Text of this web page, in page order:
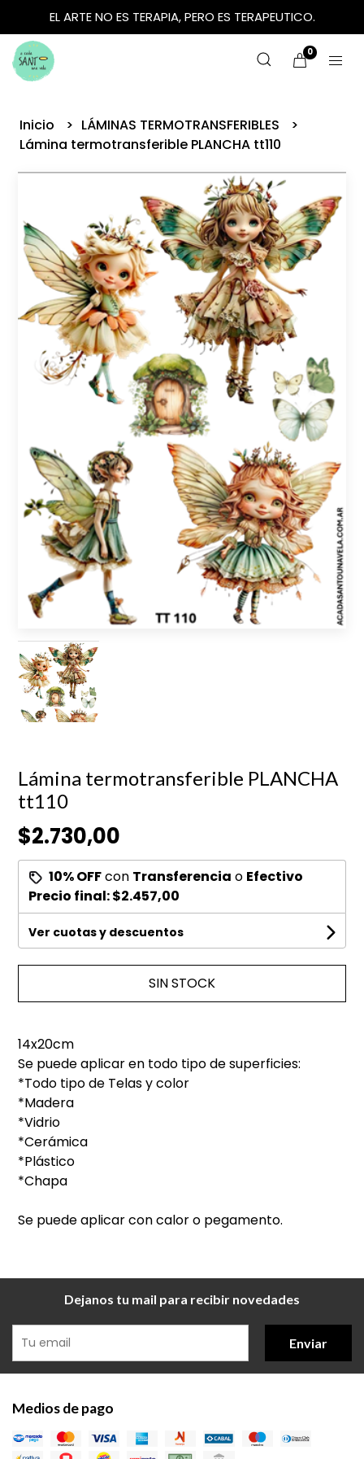
EL ARTE NO ES TERAPIA, PERO ES TERAPEUTICO.
0
Inicio
LÁMINAS TERMOTRANSFERIBLES
Lámina termotransferible PLANCHA tt110
Lámina termotransferible PLANCHA
tt110
$2.730,00
10% OFFcon Transferencia o Efectivo
Precio final:$2.457,00
Ver cuotas y descuentos
SIN STOCK
14x20cm
Se puede aplicar en todo tipo de superficies:
*Todo tipo de Telas y color
*Madera
*Vidrio
*Cerámica
*Plástico
*Chapa
Se puede aplicar con calor o pegamento.
Dejanos tu mail para recibir novedades
Enviar
Medios de pago